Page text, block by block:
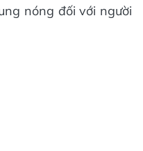
nóng đối với người